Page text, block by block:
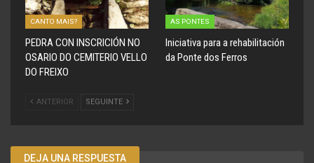
CANTO MAIS?
PEDRA CON INSCRICIÓN NO
OSARIO DO CEMITERIO VELLO
DO FREIXO
AS PONTES
Iniciativa para a rehabilitación
da Ponte dos Ferros
ANTERIOR SEGUINTE
DEJA UNA RESPUESTA